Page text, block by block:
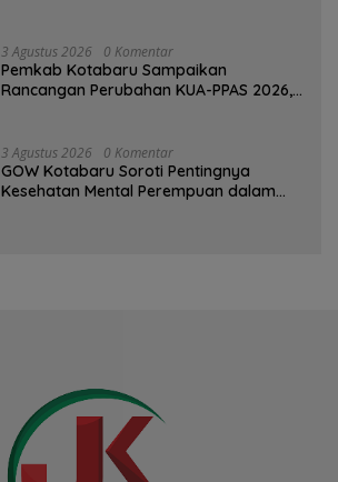
3 Agustus 2026 0 Komentar
Pemkab Kotabaru Sampaikan
Rancangan Perubahan KUA-PPAS 2026,
3 Agustus 2026 0 Komentar
GOW Kotabaru Soroti Pentingnya
Kesehatan Mental Perempuan dalam